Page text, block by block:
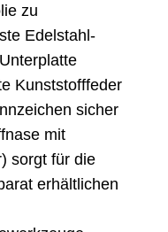
zu
Edelstahl-
Kunststofffeder
sicher
mit
sorgt für die
erhältlichen